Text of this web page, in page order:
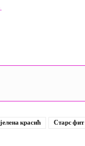
јелена красић Старс фит